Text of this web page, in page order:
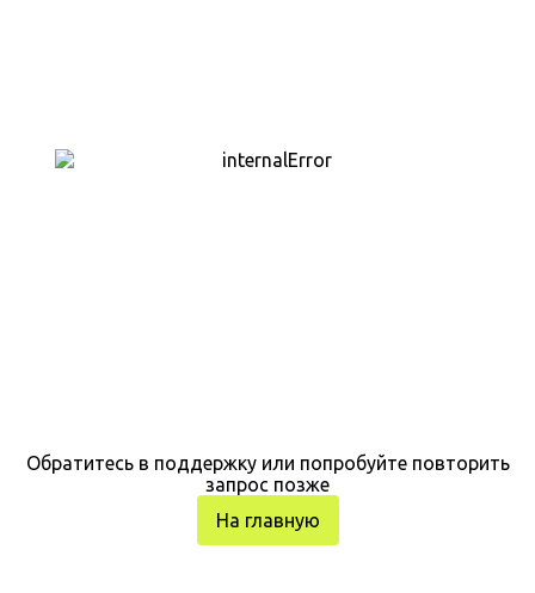
Обратитесь в поддержку или попробуйте повторить
запрос позже
На главную